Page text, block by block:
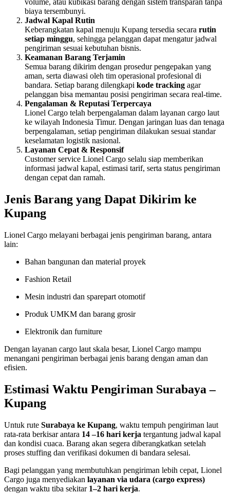
volume, atau kubikasi barang dengan sistem transparan tanpa
biaya tersembunyi.
Jadwal Kapal Rutin
Keberangkatan kapal menuju Kupang tersedia secara rutin
setiap minggu, sehingga pelanggan dapat mengatur jadwal
pengiriman sesuai kebutuhan bisnis.
Keamanan Barang Terjamin
Semua barang dikirim dengan prosedur pengepakan yang
aman, serta diawasi oleh tim operasional profesional di
bandara. Setiap barang dilengkapi kode tracking agar
pelanggan bisa memantau posisi pengiriman secara real-time.
Pengalaman & Reputasi Terpercaya
Lionel Cargo telah berpengalaman dalam layanan cargo laut
ke wilayah Indonesia Timur. Dengan jaringan luas dan tenaga
berpengalaman, setiap pengiriman dilakukan sesuai standar
keselamatan logistik nasional.
Layanan Cepat & Responsif
Customer service Lionel Cargo selalu siap memberikan
informasi jadwal kapal, estimasi tarif, serta status pengiriman
dengan cepat dan ramah.
Jenis Barang yang Dapat Dikirim ke
Kupang
Lionel Cargo melayani berbagai jenis pengiriman barang, antara
lain:
Bahan bangunan dan material proyek
Fashion Retail
Mesin industri dan sparepart otomotif
Produk UMKM dan barang grosir
Elektronik dan furniture
Dengan layanan cargo laut skala besar, Lionel Cargo mampu
menangani pengiriman berbagai jenis barang dengan aman dan
efisien.
Estimasi Waktu Pengiriman Surabaya –
Kupang
Untuk rute Surabaya ke Kupang, waktu tempuh pengiriman laut
rata-rata berkisar antara 14 –16 hari kerja tergantung jadwal kapal
dan kondisi cuaca. Barang akan segera diberangkatkan setelah
proses stuffing dan verifikasi dokumen di bandara selesai.
Bagi pelanggan yang membutuhkan pengiriman lebih cepat, Lionel
Cargo juga menyediakan layanan via udara (cargo express)
dengan waktu tiba sekitar 1–2 hari kerja.